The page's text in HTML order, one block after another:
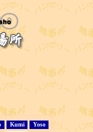
Kumi Yoso